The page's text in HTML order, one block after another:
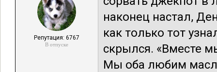
Репутация: 6767
В отпуске
наконец настал,
как только тот
скрылся. «Вместе
Мы оба любим